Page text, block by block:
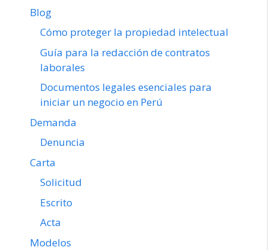
Blog
Cómo proteger la propiedad intelectual
Guía para la redacción de contratos
laborales
Documentos legales esenciales para
iniciar un negocio en Perú
Demanda
Denuncia
Carta
Solicitud
Escrito
Acta
Modelos